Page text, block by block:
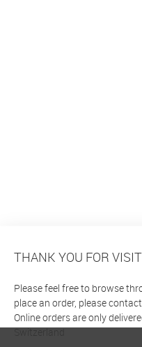
THANK YOU FOR
Please feel free to browse
place an order, please
Online orders are only
Switzerland